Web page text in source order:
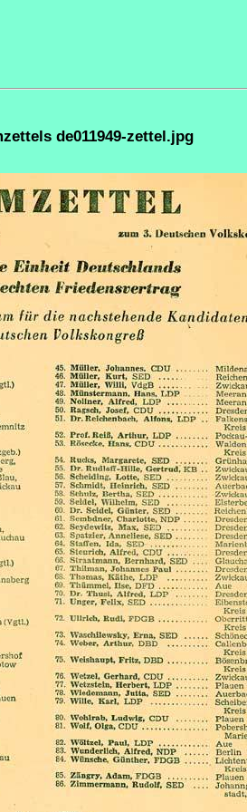
de011949-zettel.jpg